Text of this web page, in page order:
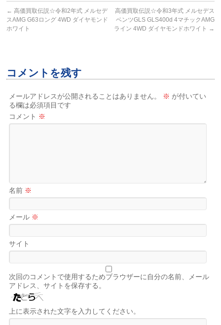
← 高価買取伝説☆令和2年式 メルセデ
スAMG G63ロング 4WD ダイヤモンド
ホワイト
高価買取伝説☆令和3年式 メルセデス
ベンツGLS GLS400d 4マチックAMG
ライン 4WD ダイヤモンドホワイト →
コメントを残す
メールアドレスが公開されることはありません。 ※ が付いてい
る欄は必須項目です
コメント ※
名前 ※
メール ※
サイト
次回のコメントで使用するためブラウザーに自分の名前、メール
アドレス、サイトを保存する。
上に表示された文字を入力してください。